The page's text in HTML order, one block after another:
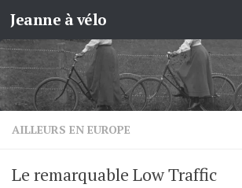
Skip to content
Jeanne à vélo
AILLEURS EN EUROPE
Le remarquable Low Traffic